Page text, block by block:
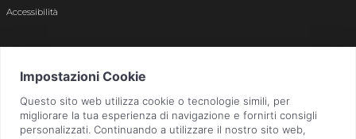
Accessibilità
Bergamo n. 01496180165 · Capitale Sociale i.v. € 800.000,00